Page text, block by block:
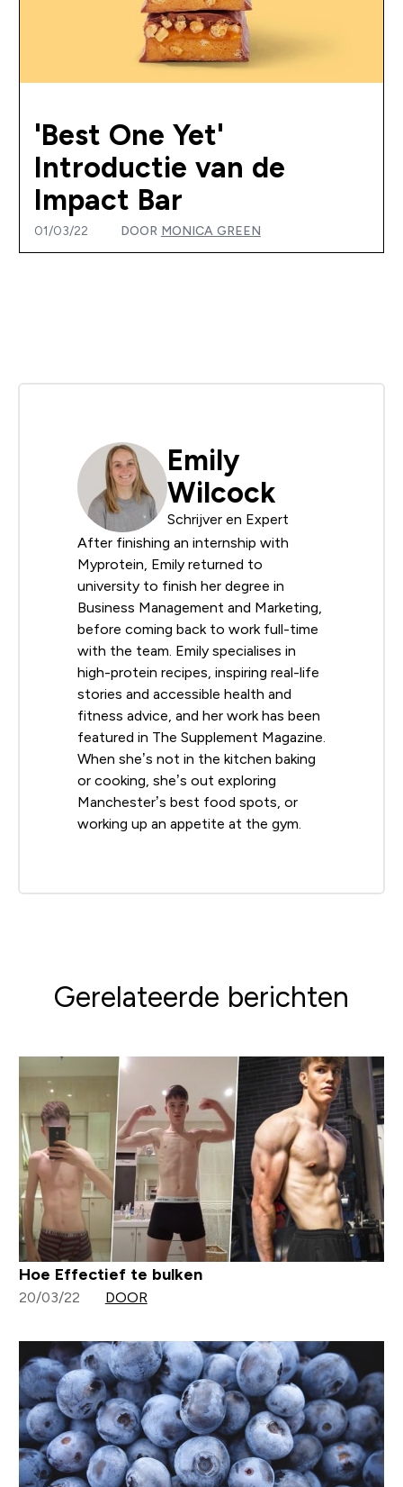
'Best One Yet'
Introductie van de
Impact Bar
01/03/22 DOOR MONICA GREEN
Emily
Wilcock
Schrijver en Expert
After finishing an internship with
Myprotein, Emily returned to
university to finish her degree in
Business Management and Marketing,
before coming back to work full-time
with the team. Emily specialises in
high-protein recipes, inspiring real-life
stories and accessible health and
fitness advice, and her work has been
featured in The Supplement Magazine.
When she’s not in the kitchen baking
or cooking, she’s out exploring
Manchester’s best food spots, or
working up an appetite at the gym.
Gerelateerde berichten
Hoe Effectief te bulken
20/03/22 DOOR